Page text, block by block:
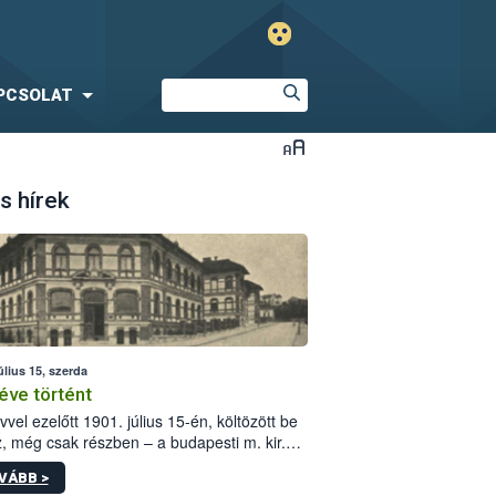
hírek
15, szerda
történt
ezelőtt 1901. július 15-én, költözött be
még csak részben – a budapesti m. kir.
állomás a Kis Rókus utca
alatti, Czigler Győző által tervezett új
>